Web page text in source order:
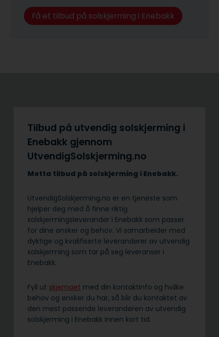
Få et tilbud på solskjerming i Enebakk
Tilbud på utvendig solskjerming i
Enebakk gjennom
UtvendigSolskjerming.no
Motta tilbud på solskjerming i Enebakk.
UtvendigSolskjerming.no er en tjeneste som
hjelper deg med å finne riktig
solskjermingsleverandør i Enebakk som passer
for dine ønsker og behov. Vi samarbeider med
dyktige og kvalifiserte leverandører av utvendig
solskjerming som tar på seg leveranser i
Enebakk.
Fyll ut skjemaet med din kontaktinfo og hvilke
behov og ønsker du har, så blir du kontaktet av
den mest passende leverandøren av utvendig
solskjerming i Enebakk innen kort tid.